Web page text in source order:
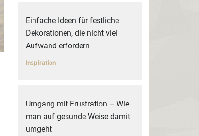
Einfache Ideen für festliche
Dekorationen, die nicht viel
Aufwand erfordern
Inspiration
Umgang mit Frustration – Wie
man auf gesunde Weise damit
umgeht